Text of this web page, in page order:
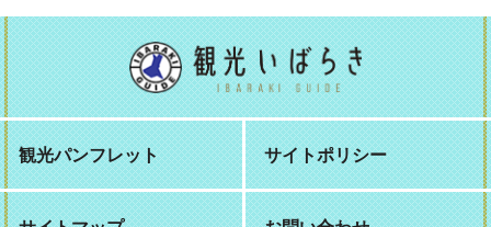
観光パンフレット サイトポリシー